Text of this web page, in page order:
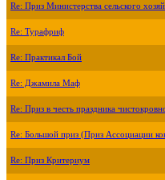
Re: Приз Министерства сельского
Re: Турафриф
Re: Практикал Бой
Re: Джамила Маф
Re: Приз в честь праздника
Re: Большой приз (Приз Ассоциации
Re: Приз Критериум